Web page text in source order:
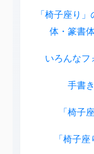
「椅子座り
体・篆書
いろんなフ
手書
「椅子
「椅子